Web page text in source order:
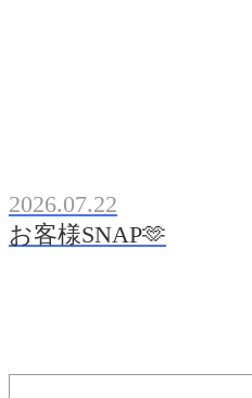
2026.07.22
お客様SNAP🫶